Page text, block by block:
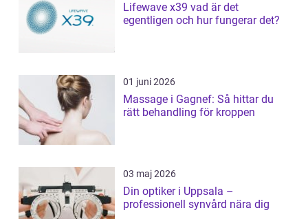
Lifewave x39 vad är det
egentligen och hur fungerar det?
01 juni 2026
Massage i Gagnef: Så hittar du
rätt behandling för kroppen
03 maj 2026
Din optiker i Uppsala –
professionell synvård nära dig